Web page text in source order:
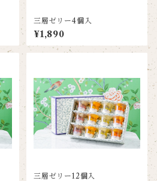
三層ゼリー4個入
¥1,890
三層ゼリー12個入